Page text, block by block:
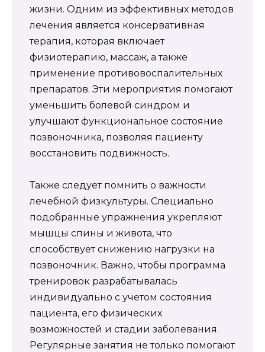
жизни. Одним из эффективных методов
лечения является консервативная
терапия, которая включает
физиотерапию, массаж, а также
применение противовоспалительных
препаратов. Эти мероприятия помогают
уменьшить болевой синдром и
улучшают функциональное состояние
позвоночника, позволяя пациенту
восстановить подвижность.
Также следует помнить о важности
лечебной физкультуры. Специально
подобранные упражнения укрепляют
мышцы спины и живота, что
способствует снижению нагрузки на
позвоночник. Важно, чтобы программа
тренировок разрабатывалась
индивидуально с учетом состояния
пациента, его физических
возможностей и стадии заболевания.
Регулярные занятия не только помогают